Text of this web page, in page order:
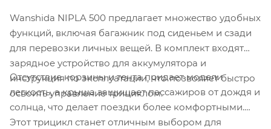
Wanshida NIPLA 500 предлагает множество удобных
функций, включая багажник под сиденьем и сзади
для перевозки личных вещей. В комплект входят
зарядное устройство для аккумулятора и
инструкция по эксплуатации, что позволяет быстро
освоить управление трициклом.
Отсутствие корзины и тента придает модели
легкость, а крыша защищает пассажиров от дождя и
солнца, что делает поездки более комфортными.
Этот трицикл станет отличным выбором для